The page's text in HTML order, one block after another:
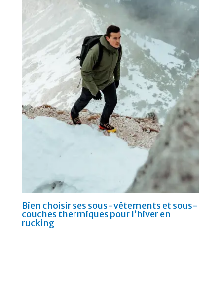
Bien choisir ses sous-vêtements et sous-
couches thermiques pour l’hiver en
rucking